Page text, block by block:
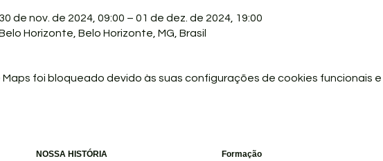
30 de nov. de 2024, 09:00 – 01 de dez. de 2024, 19:00
Horizonte, Belo Horizonte, MG, Brasil
Maps foi bloqueado devido às suas configurações de cookies funcionais e
NOSSA HISTÓRIA Formação